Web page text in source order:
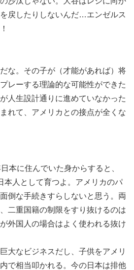
戻したりしないんだ…エンゼルス
な。その子が（才能があれば）将
レーする理論的な可能性ができた
人生設計通りに進めていなかった
れて、アメリカとの接点が全くな
本に住んでいた身からすると、
本人として育つよ。アメリカのパ
倒な手続きすらしないと思う。両
二重国籍の制限をすり抜けるのは
外国人の場合はよく使われる抜け
大なビジネスだし、子供をアメリ
で相当叩かれる。今の日本は排他